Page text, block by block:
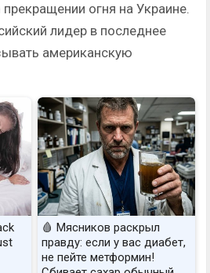
огня на Украине.
лидер в последнее
американскую
🩸 Мясников раскрыл
правду: если у вас диабет,
не пейте метформин!